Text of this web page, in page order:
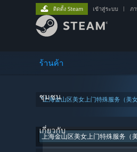
ร้านค้า
ชุมชน
เกี่ยวกับ
ติดตั้ง Steam เข้าสู่ระบบ ภ
"上海金山区美女上门特殊服务（美